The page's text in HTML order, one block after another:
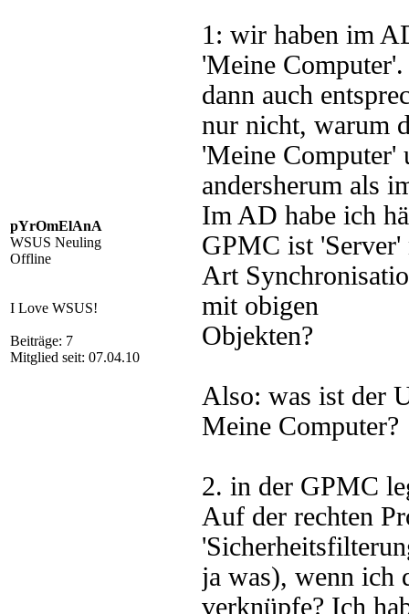
pYrOmElAnA
WSUS Neuling
Offline
I Love WSUS!
Beiträge: 7
Mitglied seit: 07.04.10
1: wir haben im
'Meine
dann auch
nur nicht, warum
'Meine Computer'
andersherum als
Im AD habe ich
GPMC ist 'Server'
Art
mit obigen
Objekten?
Also: was ist der
Meine Computer?
2. in der GPMC
Auf der rechten
ja was), wenn ich
verknüpfe? Ich